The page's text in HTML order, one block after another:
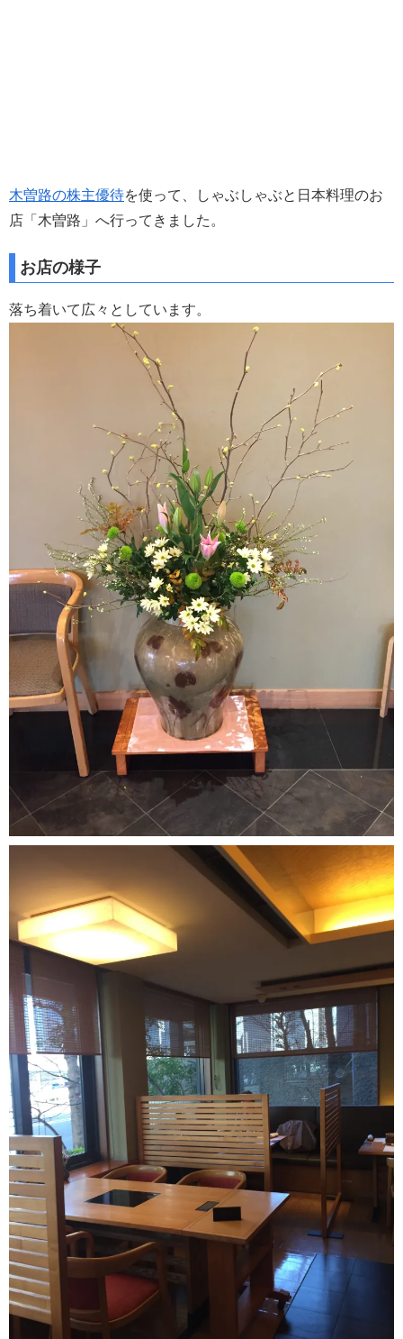
木曽路の株主優待を使って、しゃぶしゃぶと日本料理のお
店「木曽路」へ行ってきました。
お店の様子
落ち着いて広々としています。